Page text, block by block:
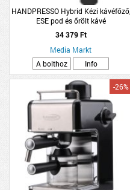
HANDPRESSO Hybrid Kézi kávéfőző,
ESE pod és őrölt kávé
34 379 Ft
Media Markt
A bolthoz
Info
-26%